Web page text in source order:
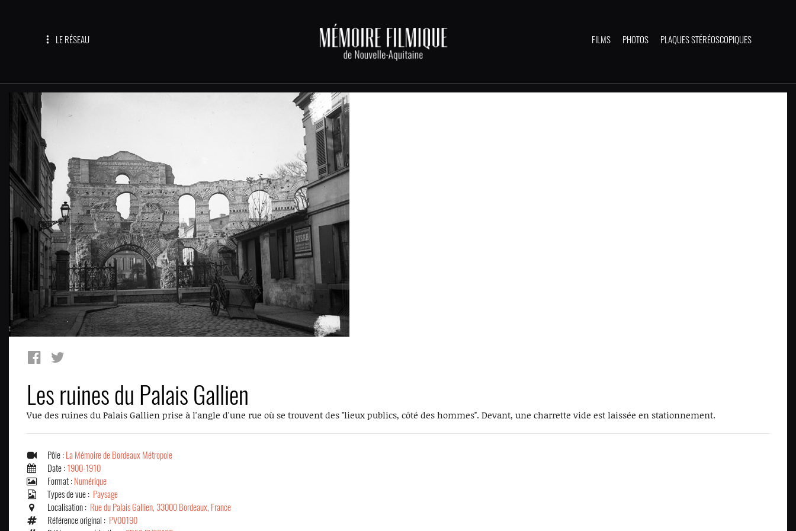
LE RÉSEAU FILMS PHOTOS PLAQUES STÉRÉOSCOPIQUES
Les ruines du Palais Gallien
Vue des ruines du Palais Gallien prise à l'angle d'une rue où se trouvent des "lieux publics, côté des hommes". Devant, une charrette vide est laissée en stationnement.
Pôle : La Mémoire de Bordeaux Métropole
Date : 1900-1910
Format : Numérique
Types de vue : Paysage
Localisation : Rue du Palais Gallien, 33000 Bordeaux, France
Référence original : PV00190